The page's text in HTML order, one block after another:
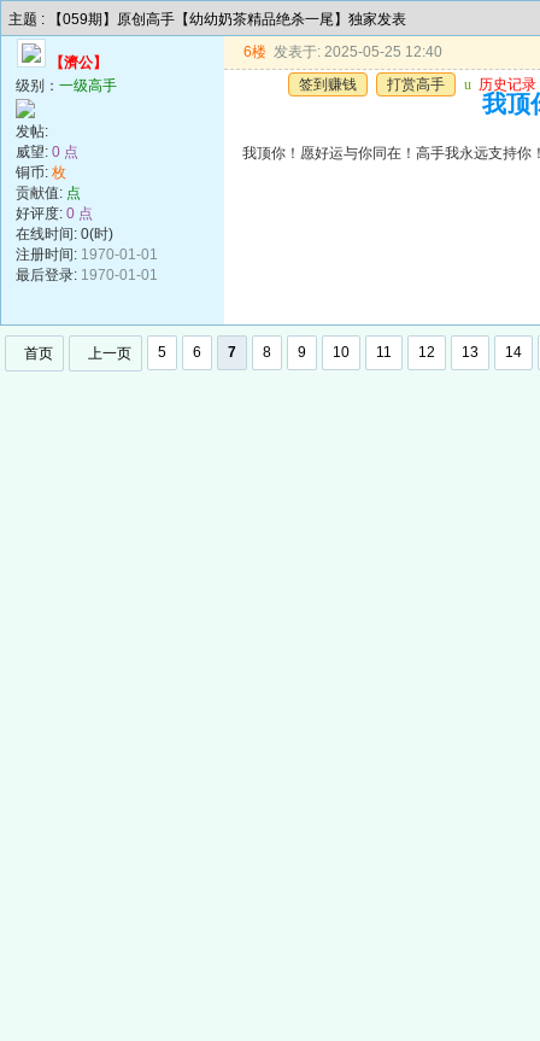
主题 : 【059期】原创高手【幼幼奶茶精品绝杀一尾】独家发表
【濟公】
级别： 一级高手
发帖:
威望: 0 点
铜币: 枚
贡献值: 点
好评度: 0 点
在线时间: 0(时)
注册时间: 1970-01-01
最后登录: 1970-01-01
6楼 发表于: 2025-05-25 12:40
签到赚钱
打赏高手 u 历史记录
我顶
我顶你！愿好运与你同在！高手我永远支持你
首页 上一页 5 6 7 8 9 10 11 12 13 14